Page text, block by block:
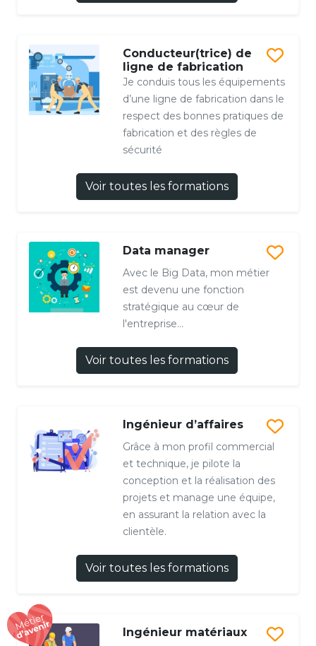
Conducteur(trice) de
ligne de fabrication
Je conduis tous les équipements
d’une ligne de fabrication dans le
respect des bonnes pratiques de
fabrication et des règles de
sécurité
Voir toutes les formations
Data manager
Avec le Big Data, mon métier
est devenu une fonction
stratégique au cœur de
l'entreprise...
Voir toutes les formations
Ingénieur d’affaires
Grâce à mon profil commercial
et technique, je pilote la
conception et la réalisation des
projets et manage une équipe,
en assurant la relation avec la
clientèle.
Voir toutes les formations
Ingénieur matériaux